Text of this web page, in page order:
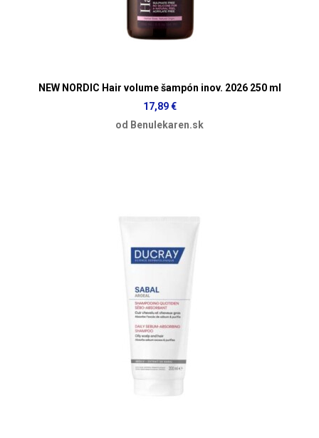
NEW NORDIC Hair volume šampón inov. 2026 250 ml
17,89 €
od Benulekaren.sk